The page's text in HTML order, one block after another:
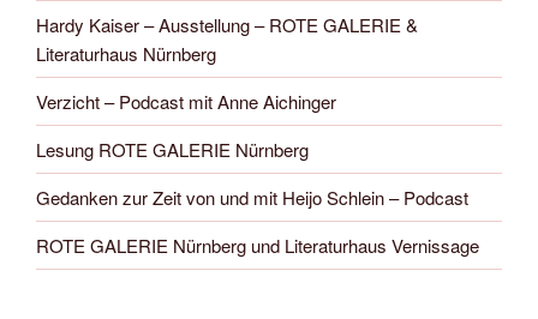
Hardy Kaiser – Ausstellung – ROTE GALERIE &
Literaturhaus Nürnberg
Verzicht – Podcast mit Anne Aichinger
Lesung ROTE GALERIE Nürnberg
Gedanken zur Zeit von und mit Heijo Schlein – Podcast
ROTE GALERIE Nürnberg und Literaturhaus Vernissage